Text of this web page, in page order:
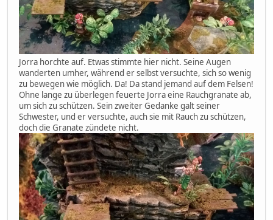
Jorra horchte auf. Etwas stimmte hier nicht. Seine Augen
wanderten umher, während er selbst versuchte, sich so wenig
zu bewegen wie möglich. Da! Da stand jemand auf dem Felsen!
Ohne lange zu überlegen feuerte Jorra eine Rauchgranate ab,
um sich zu schützen. Sein zweiter Gedanke galt seiner
Schwester, und er versuchte, auch sie mit Rauch zu schützen,
doch die Granate zündete nicht.